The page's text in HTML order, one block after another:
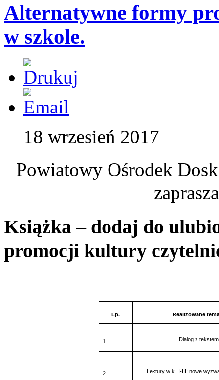
Alternatywne formy
w szkole.
18 wrzesień 2017
Powiatowy Ośrodek
Książka – dodaj do
promocji kultury
Lp. Realizowane
1. Dialog z tekstem
2. Lektury w kl. I-III: nowe